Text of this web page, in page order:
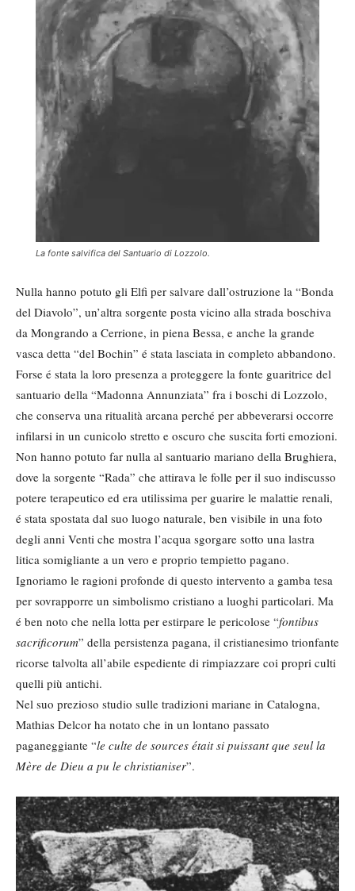
La fonte salvifica del Santuario di Lozzolo.
Nulla hanno potuto gli Elfi per salvare dall’ostruzione la “Bonda
del Diavolo”, un’altra sorgente posta vicino alla strada boschiva
da Mongrando a Cerrione, in piena Bessa, e anche la grande
vasca detta “del Bochin” é stata lasciata in completo abbandono.
Forse é stata la loro presenza a proteggere la fonte guaritrice del
santuario della “Madonna Annunziata” fra i boschi di Lozzolo,
che conserva una ritualità arcana perché per abbeverarsi occorre
infilarsi in un cunicolo stretto e oscuro che suscita forti emozioni.
Non hanno potuto far nulla al santuario mariano della Brughiera,
dove la sorgente “Rada” che attirava le folle per il suo indiscusso
potere terapeutico ed era utilissima per guarire le malattie renali,
é stata spostata dal suo luogo naturale, ben visibile in una foto
degli anni Venti che mostra l’acqua sgorgare sotto una lastra
litica somigliante a un vero e proprio tempietto pagano.
Ignoriamo le ragioni profonde di questo intervento a gamba tesa
per sovrapporre un simbolismo cristiano a luoghi particolari. Ma
é ben noto che nella lotta per estirpare le pericolose “fontibus
sacrificorum” della persistenza pagana, il cristianesimo trionfante
ricorse talvolta all’abile espediente di rimpiazzare coi propri culti
quelli più antichi.
Nel suo prezioso studio sulle tradizioni mariane in Catalogna,
Mathias Delcor ha notato che in un lontano passato
paganeggiante “le culte de sources était si puissant que seul la
Mère de Dieu a pu le christianiser”.